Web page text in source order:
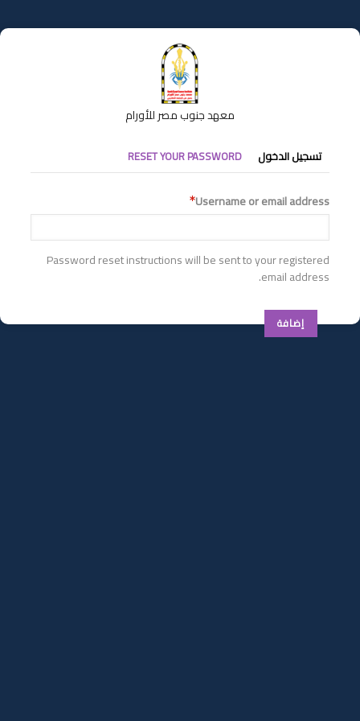
إلى
المحتوى
معهد جنوب مصر للأورام
التبويبات
الأساسية
تسجيل الدخول RESET YOUR PASSWORD
Username or email address
Password reset instructions will be sent to your registered
email address.